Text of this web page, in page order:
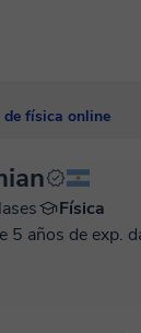
de física online
Física
5 años de exp.